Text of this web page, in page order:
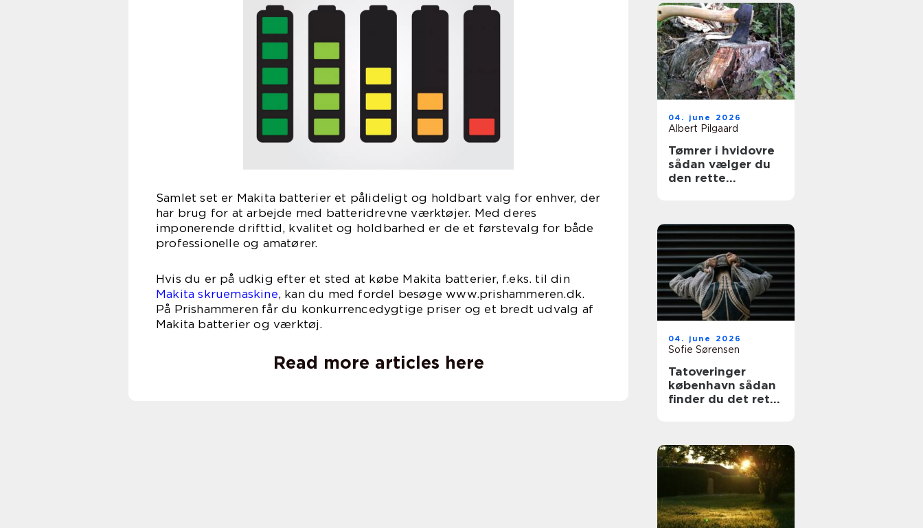
Samlet set er Makita batterier et pålideligt og holdbart valg for enhver, der
har brug for at arbejde med batteridrevne værktøjer. Med deres
imponerende drifttid, kvalitet og holdbarhed er de et førstevalg for både
professionelle og amatører.
Hvis du er på udkig efter et sted at købe Makita batterier, f.eks. til din
Makita skruemaskine, kan du med fordel besøge www.prishammeren.dk.
På Prishammeren får du konkurrencedygtige priser og et bredt udvalg af
Makita batterier og værktøj.
Read more articles here
04. june 2026
Albert Pilgaard
Tømrer i hvidovre
sådan vælger du
den rette
04. june 2026
Sofie Sørensen
Tatoveringer
københavn sådan
finder du det rette